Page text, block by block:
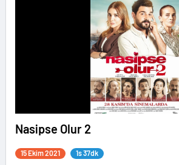
Nasipse Olur 2
15 Ekim 2021 1s 37dk